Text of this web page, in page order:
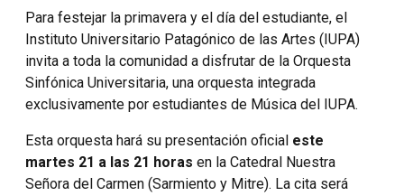
Para festejar la primavera y el día del estudiante, el
Instituto Universitario Patagónico de las Artes (IUPA)
invita a toda la comunidad a disfrutar de la Orquesta
Sinfónica Universitaria, una orquesta integrada
exclusivamente por estudiantes de Música del IUPA.
Esta orquesta hará su presentación oficial este
martes 21 a las 21 horas en la Catedral Nuestra
Señora del Carmen (Sarmiento y Mitre). La cita será